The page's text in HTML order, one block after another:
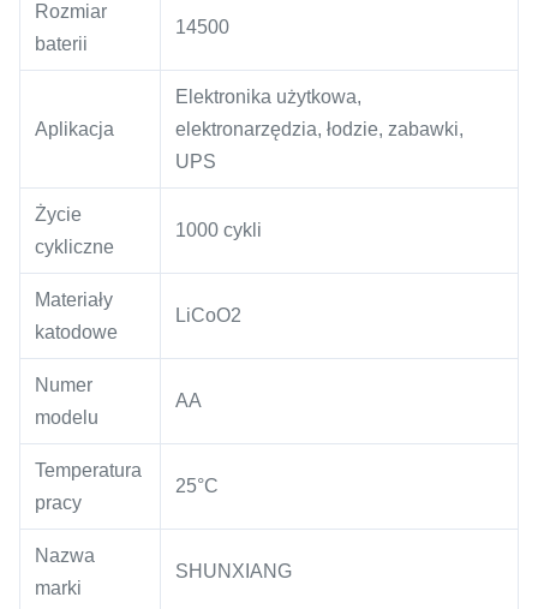
Rozmiar
baterii
14500
Aplikacja
Elektronika użytkowa,
elektronarzędzia, łodzie, zabawki,
UPS
Życie
cykliczne
1000 cykli
Materiały
katodowe
LiCoO2
Numer
modelu
AA
Temperatura
pracy
25°C
Nazwa
marki
SHUNXIANG